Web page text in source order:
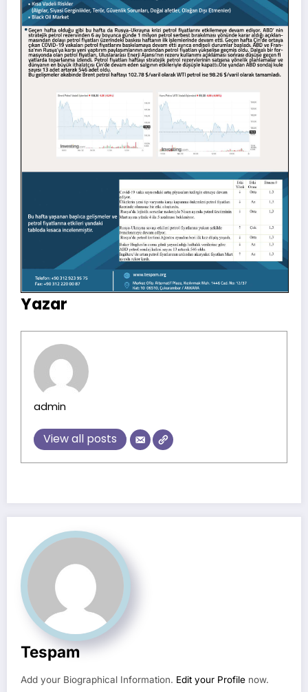
Yazar
admin
View all posts
Tespam
Add your Biographical Information. Edit your Profile now.